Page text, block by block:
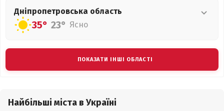
Дніпропетровська область
35° 23° Ясно
ПОКАЗАТИ ІНШІ ОБЛАСТІ
Найбільші міста в Україні